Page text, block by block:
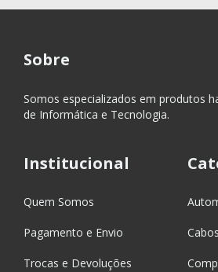
Sobre
Somos especializados em produtos
de Informática e Tecnologia.
Institucional
Quem Somos
Pagamento e Envio
Trocas e Devoluções
Cabos